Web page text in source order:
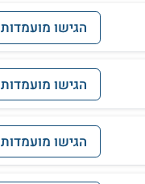
הגישו מועמדות
הגישו מועמדות
הגישו מועמדות